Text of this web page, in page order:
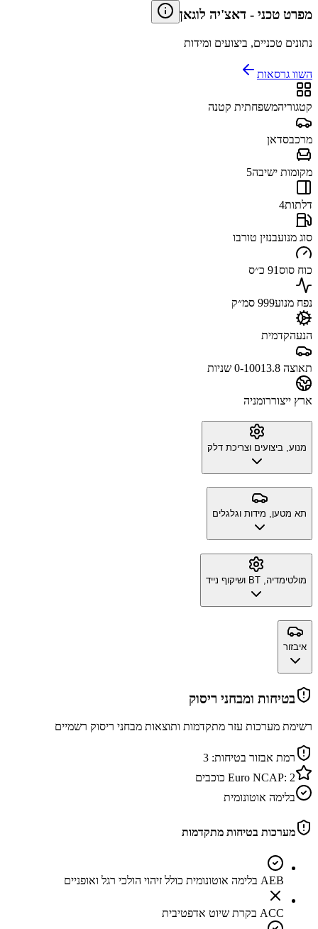
מפרט טכני - דאצ'יה לוגאן
נתונים טכניים, ביצועים ומידות
השוו גרסאות
קטגוריהמשפחתית קטנה
מרכבסדאן
מקומות ישיבה5
דלתות4
סוג מנועבנזין טורבו
כוח סוס91 כ״ס
נפח מנוע999 סמ״ק
הנעהקדמית
תאוצה 0-100 13.8 שניות
ארץ ייצוררומניה
מנוע, ביצועים וצריכת דלק
תא מטען, מידות וגלגלים
מולטימדיה, BT ושיקוף נייד
איבזור
בטיחות ומבחני ריסוק
רשימת מערכות עזר מתקדמות ותוצאות מבחני ריסוק רשמיים
רמת אבזור בטיחות: 3
Euro NCAP: 2
כוכבים
בלימה אוטונומית
מערכות בטיחות מתקדמות
AEB בלימה אוטונומית כולל זיהוי הולכי רגל ואופניים
ACC בקרת שיוט אדפטיבית